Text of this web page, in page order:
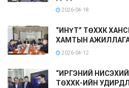
2026-04-18
“ИНҮТ” ТӨХХК
ХАМТЫН
2026-04-12
“ИРГЭНИЙ
ТӨХХК-ИЙН